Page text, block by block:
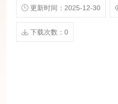
更新时间：2025-12-30
下载次数：0